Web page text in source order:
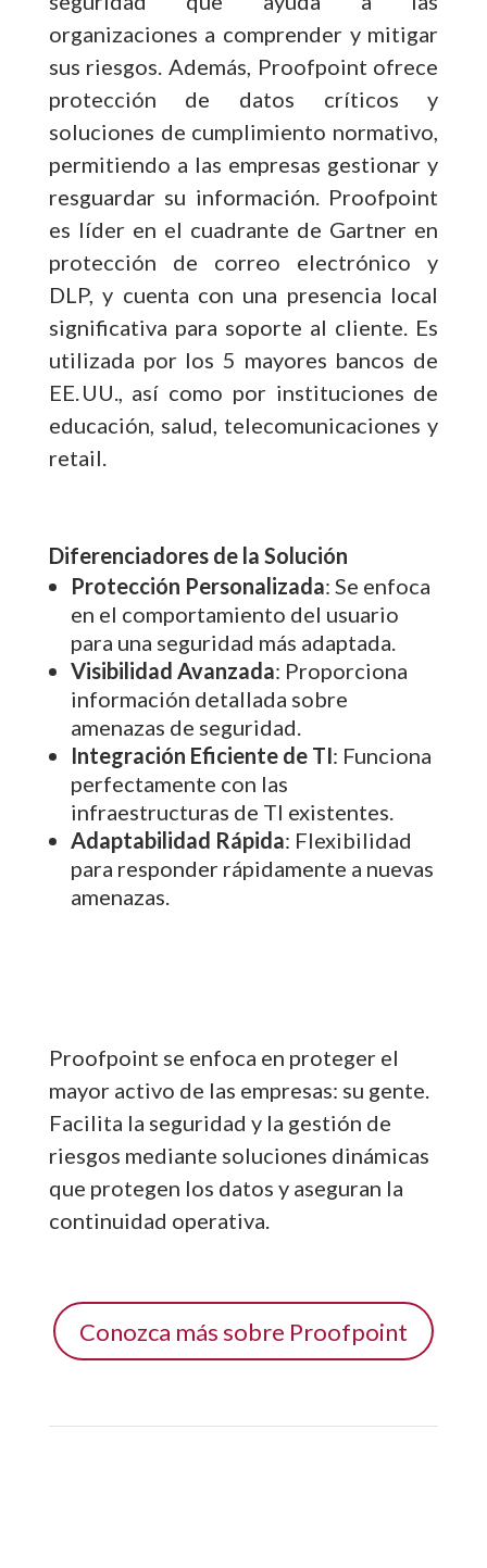
organizaciones a comprender y mitigar
sus riesgos. Además, Proofpoint ofrece
protección de datos críticos y
soluciones de cumplimiento normativo,
permitiendo a las empresas gestionar y
resguardar su información. Proofpoint
es líder en el cuadrante de Gartner en
protección de correo electrónico y
DLP, y cuenta con una presencia local
significativa para soporte al cliente. Es
utilizada por los 5 mayores bancos de
EE. UU., así como por instituciones de
educación, salud, telecomunicaciones y
retail.
Diferenciadores de la Solución
Protección Personalizada: Se enfoca
en el comportamiento del usuario
para una seguridad más adaptada.
Visibilidad Avanzada: Proporciona
información detallada sobre
amenazas de seguridad.
Integración Eficiente de TI: Funciona
perfectamente con las
infraestructuras de TI existentes.
Adaptabilidad Rápida: Flexibilidad
para responder rápidamente a nuevas
amenazas.
Proofpoint se enfoca en proteger el
mayor activo de las empresas: su gente.
Facilita la seguridad y la gestión de
riesgos mediante soluciones dinámicas
que protegen los datos y aseguran la
continuidad operativa.
Conozca más sobre Proofpoint